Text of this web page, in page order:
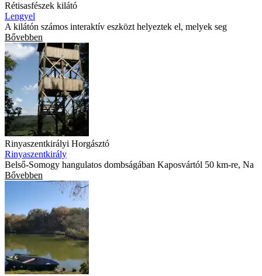
Rétisasfészek kilátó
Lengyel
A kilátón számos interaktív eszközt helyeztek el, melyek seg
Bővebben
Rinyaszentkirályi Horgásztó
Rinyaszentkirály
Belső-Somogy hangulatos dombságában Kaposvártól 50 km-re, Na
Bővebben